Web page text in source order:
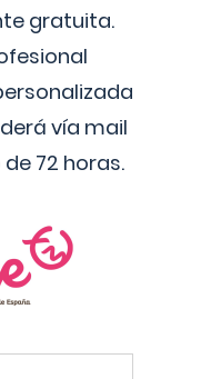
gratuita.
vía mail
72 horas.